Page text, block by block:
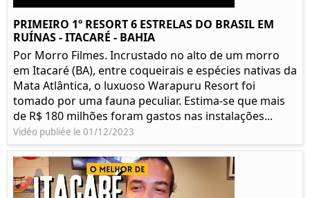
PRIMEIRO 1º RESORT 6 ESTRELAS DO BRASIL EM
RUÍNAS - ITACARÉ - BAHIA
Por Morro Filmes. Incrustado no alto de um morro
em Itacaré (BA), entre coqueirais e espécies nativas da
Mata Atlântica, o luxuoso Warapuru Resort foi
tomado por uma fauna peculiar. Estima-se que mais
de R$ 180 milhões foram gastos nas instalações...
Vidéo publiée le 01/12/2023